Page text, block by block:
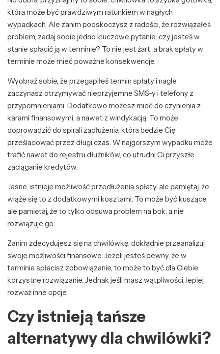
która może być prawdziwym ratunkiem w nagłych
wypadkach. Ale zanim podskoczysz z radości, że rozwiązałeś
problem, zadaj sobie jedno kluczowe pytanie: czy jesteś w
stanie spłacić ją w terminie? To nie jest żart, a brak spłaty w
terminie może mieć poważne konsekwencje.
Wyobraź sobie, że przegapiłeś termin spłaty i nagle
zaczynasz otrzymywać nieprzyjemne SMS-y i telefony z
przypomnieniami. Dodatkowo możesz mieć do czynienia z
karami finansowymi, a nawet z windykacją. To może
doprowadzić do spirali zadłużenia, która będzie Cię
prześladować przez długi czas. W najgorszym wypadku może
trafić nawet do rejestru dłużników, co utrudni Ci przyszłe
zaciąganie kredytów.
Jasne, istnieje możliwość przedłużenia spłaty, ale pamiętaj, że
wiąże się to z dodatkowymi kosztami. To może być kuszące,
ale pamiętaj, że to tylko odsuwa problem na bok, a nie
rozwiązuje go.
Zanim zdecydujesz się na chwilówkę, dokładnie przeanalizuj
swoje możliwości finansowe. Jeżeli jesteś pewny, że w
terminie spłacisz zobowiązanie, to może to być dla Ciebie
korzystne rozwiązanie. Jednak jeśli masz wątpliwości, lepiej
rozważ inne opcje.
Czy istnieją tańsze
alternatywy dla chwilówki?